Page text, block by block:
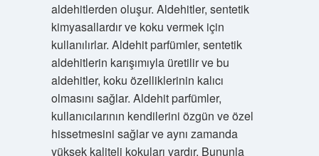
aldehitlerden oluşur. Aldehitler, sentetik
kimyasallardır ve koku vermek için
kullanılırlar. Aldehit parfümler, sentetik
aldehitlerin karışımıyla üretilir ve bu
aldehitler, koku özelliklerinin kalıcı
olmasını sağlar. Aldehit parfümler,
kullanıcılarının kendilerini özgün ve özel
hissetmesini sağlar ve aynı zamanda
yüksek kaliteli kokuları vardır. Bununla